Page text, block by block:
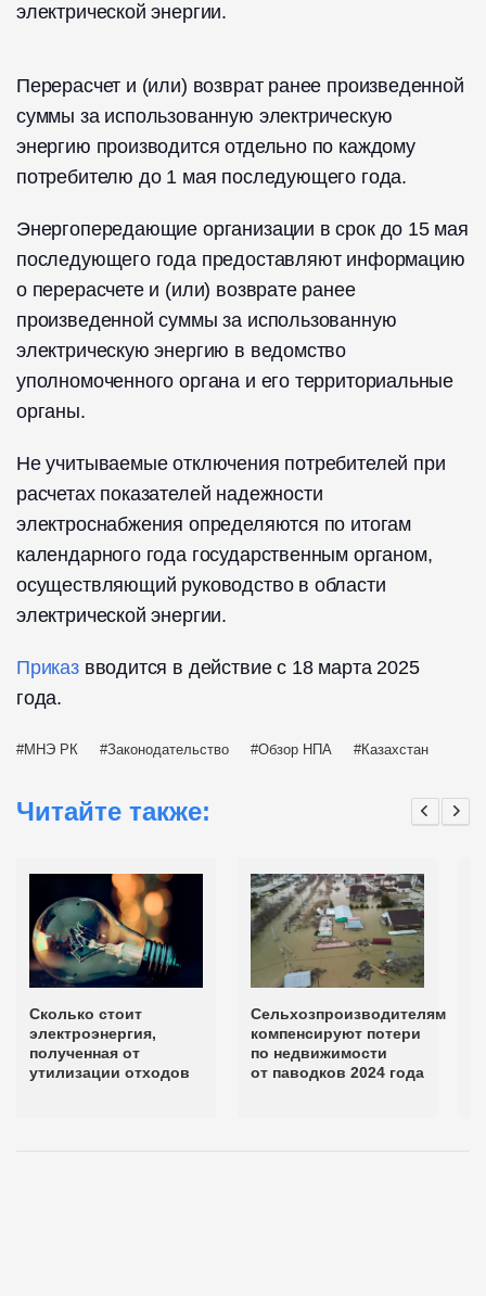
электрической энергии.
Перерасчет и (или) возврат ранее произведенной
суммы за использованную электрическую
энергию производится отдельно по каждому
потребителю до 1 мая последующего года.
Энергопередающие организации в срок до 15 мая
последующего года предоставляют информацию
о перерасчете и (или) возврате ранее
произведенной суммы за использованную
электрическую энергию в ведомство
уполномоченного органа и его территориальные
органы.
Не учитываемые отключения потребителей при
расчетах показателей надежности
электроснабжения определяются по итогам
календарного года государственным органом,
осуществляющий руководство в области
электрической энергии.
Приказвводится в действие с 18 марта 2025
года.
МНЭ РК Законодательство Обзор НПА Казахстан
Читайте также:
Сколько стоит
электроэнергия,
полученная от
утилизации отходов
Сельхозпроизводителям
компенсируют потери
по недвижимости
от паводков 2024 года